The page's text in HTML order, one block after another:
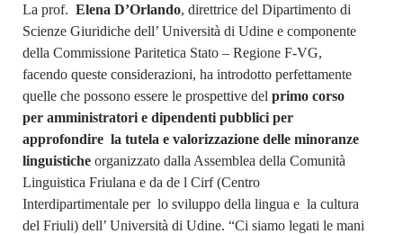
La prof. Elena D’Orlando, direttrice del Dipartimento di
Scienze Giuridiche dell’ Università di Udine e componente
della Commissione Paritetica Stato – Regione F-VG,
facendo queste considerazioni, ha introdotto perfettamente
quelle che possono essere le prospettive del primo corso
per amministratori e dipendenti pubblici per
approfondire la tutela e valorizzazione delle minoranze
linguisticheorganizzato dalla Assemblea della Comunità
Linguistica Friulana e da de l Cirf (Centro
Interdipartimentale per lo sviluppo della lingua e la cultura
del Friuli) dell’ Università di Udine. “Ci siamo legati le mani